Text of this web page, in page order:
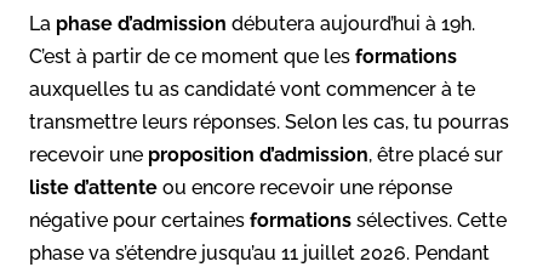
La phase d’admission débutera aujourd’hui à 19h.
C’est à partir de ce moment que les formations
auxquelles tu as candidaté vont commencer à te
transmettre leurs réponses. Selon les cas, tu pourras
recevoir une proposition d’admission, être placé sur
liste d’attente ou encore recevoir une réponse
négative pour certaines formations sélectives. Cette
phase va s’étendre jusqu’au 11 juillet 2026. Pendant